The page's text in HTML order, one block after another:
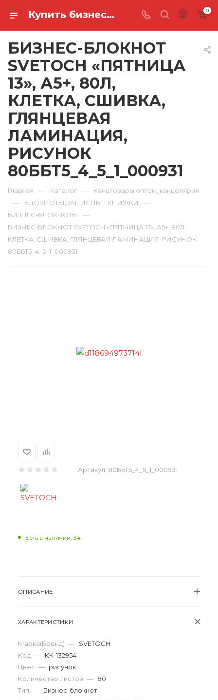
Купить бизнес-блокнот svetoch «пятница 13», а5+, 80л, клетка, сшивка, глянцевая ламинация, рисунок 80ББТ5_4_5_1_000931 в Ростове-на-Дону 0
БИЗНЕС-БЛОКНОТ
SVETOCH «ПЯТНИЦА
13», А5+, 80Л,
КЛЕТКА, СШИВКА,
ГЛЯНЦЕВАЯ
ЛАМИНАЦИЯ,
РИСУНОК
80ББТ5_4_5_1_000931
Главная — Каталог — Канцтовары оптом, канцелярия
— БЛОКНОТЫ,ЗАПИСНЫЕ КНИЖКИ —
БИЗНЕС-БЛОКНОТЫ —
БИЗНЕС-БЛОКНОТ SVETOCH «ПЯТНИЦА 13», А5+, 80Л,
КЛЕТКА, СШИВКА, ГЛЯНЦЕВАЯ ЛАМИНАЦИЯ, РИСУНОК
80ББТ5_4_5_1_000931
Артикул: 80ББТ5_4_5_1_000931
Есть в наличии: 34
ОПИСАНИЕ
ХАРАКТЕРИСТИКИ
Марка(Бренд) — SVETOCH
Код — КК-132954
Цвет — рисунок
Количество листов — 80
Тип — Бизнес-блокнот